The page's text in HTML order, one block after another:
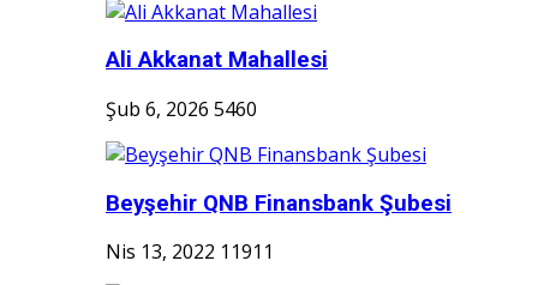
Ali Akkanat Mahallesi
Şub 6, 2026 5460
Beyşehir QNB Finansbank Şubesi
Nis 13, 2022 11911